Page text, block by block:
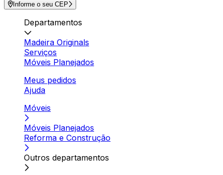
Informe o seu CEP
Departamentos
Madeira Originals
Serviços
Móveis Planejados
Meus pedidos
Ajuda
Móveis
Móveis Planejados
Reforma e Construção
Outros departamentos